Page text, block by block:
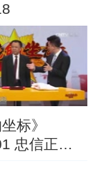
标》
忠信正义